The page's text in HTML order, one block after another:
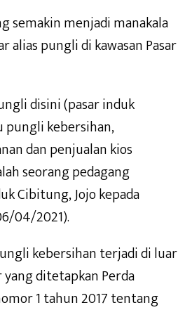
semakin menjadi manakala
pungli di kawasan Pasar
disini (pasar induk
kebersihan,
dan penjualan kios
seorang pedagang
Cibitung, Jojo kepada
04/2021).
kebersihan terjadi di luar
ditetapkan Perda
1 tahun 2017 tentang